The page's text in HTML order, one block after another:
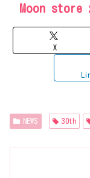
Moon store
X
NEWS 30th